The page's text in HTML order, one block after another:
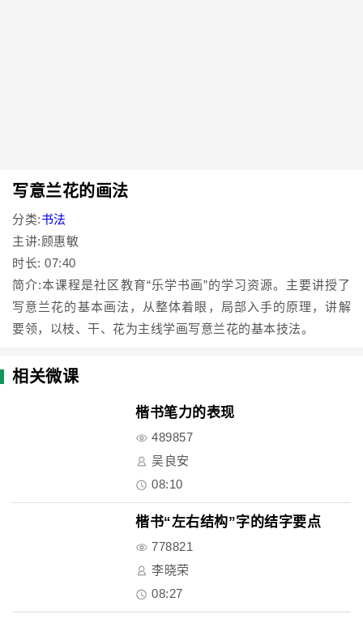
写意兰花的画法
分类:书法
主讲:顾惠敏
时长: 07:40
简介:本课程是社区教育“乐学书画”的学习资源。主要讲授了
写意兰花的基本画法，从整体着眼，局部入手的原理，讲解
要领，以枝、干、花为主线学画写意兰花的基本技法。
相关微课
楷书笔力的表现
489857
吴良安
08:10
楷书“左右结构”字的结字要点
778821
李晓荣
08:27